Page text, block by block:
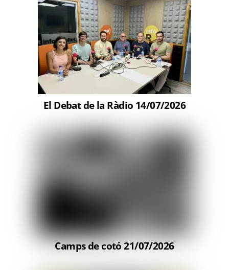
El Debat de la Ràdio 14/07/2026
Camps de cotó 21/07/2026